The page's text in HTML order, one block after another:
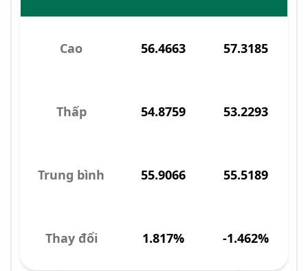
Cao 56.4663 57.3185
Thấp 54.8759 53.2293
Trung bình 55.9066 55.5189
Thay đổi 1.817% -1.462%